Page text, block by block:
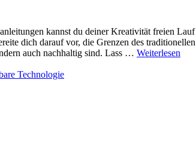
kannst du deiner Kreativität freien Lauf
dich darauf vor, die Grenzen des traditionellen
auch nachhaltig sind. Lass … Weiterlesen
Technologie